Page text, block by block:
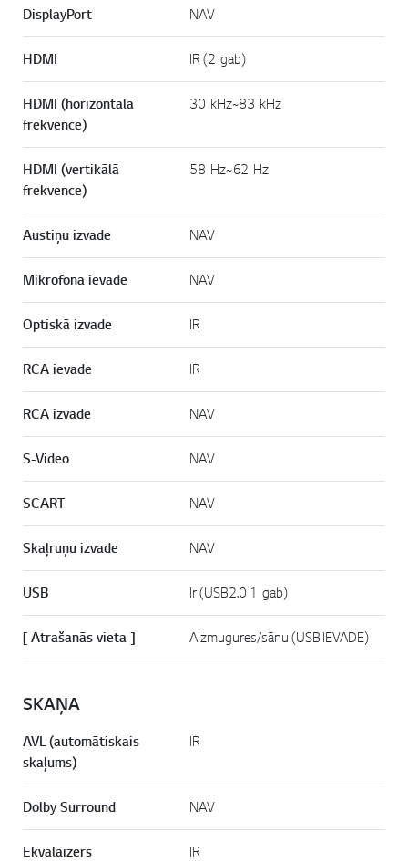
DisplayPort NAV
HDMI IR (2 gab)
HDMI (horizontālā
frekvence)
30 kHz~83 kHz
HDMI (vertikālā
frekvence)
58 Hz~62 Hz
Austiņu izvade NAV
Mikrofona ievade NAV
Optiskā izvade IR
RCA ievade IR
RCA izvade NAV
S-Video NAV
SCART NAV
Skaļruņu izvade NAV
USB Ir (USB2.0 1 gab)
[ Atrašanās vieta ] Aizmugures/sānu (USB IEVADE)
SKAŅA
AVL (automātiskais
skaļums)
IR
Dolby Surround NAV
Ekvalaizers IR